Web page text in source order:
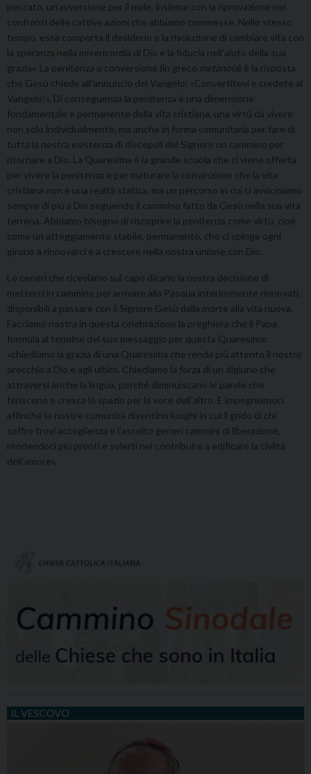
peccato, un’avversione per il male, insieme con la riprovazione nei
confronti delle cattive azioni che abbiamo commesse. Nello stesso
tempo, essa comporta il desiderio e la risoluzione di cambiare vita con
la speranza nella misericordia di Dio e la fiducia nell’aiuto della sua
grazia». La penitenza o conversione (in greco metanoia) è la risposta
che Gesù chiede all’annuncio del Vangelo: «Convertitevi e credete al
Vangelo!». Di conseguenza la penitenza è una dimensione
fondamentale e permanente della vita cristiana, una virtù da vivere
non solo individualmente, ma anche in forma comunitaria per fare di
tutta la nostra esistenza di discepoli del Signore un cammino per
ritornare a Dio. La Quaresima è la grande scuola che ci viene offerta
per vivere la penitenza e per maturare la convinzione che la vita
cristiana non è una realtà statica, ma un percorso in cui ci avviciniamo
sempre di più a Dio seguendo il cammino fatto da Gesù nella sua vita
terrena. Abbiamo bisogno di riscoprire la penitenza come virtù, cioè
come un atteggiamento stabile, permanente, che ci spinge ogni
girono a rinnovarci e a crescere nella nostra unione con Dio.
Le ceneri che riceviamo sul capo dicano la nostra decisione di
metterci in cammino per arrivare alla Pasqua interiormente rinnovati,
disponibili a passare con il Signore Gesù dalla morte alla vita nuova.
Facciamo nostra in questa celebrazione la preghiera che il Papa
formula al termine del suo messaggio per questa Quaresima:
«chiediamo la grazia di una Quaresima che renda più attento il nostro
orecchio a Dio e agli ultimi. Chiediamo la forza di un digiuno che
attraversi anche la lingua, perché diminuiscano le parole che
feriscono e cresca lo spazio per la voce dell’altro. E impegniamoci
affinché le nostre comunità diventino luoghi in cui il grido di chi
soffre trovi accoglienza e l’ascolto generi cammini di liberazione,
rendendoci più pronti e solerti nel contribuire a edificare la civiltà
dell’amore».
IL VESCOVO